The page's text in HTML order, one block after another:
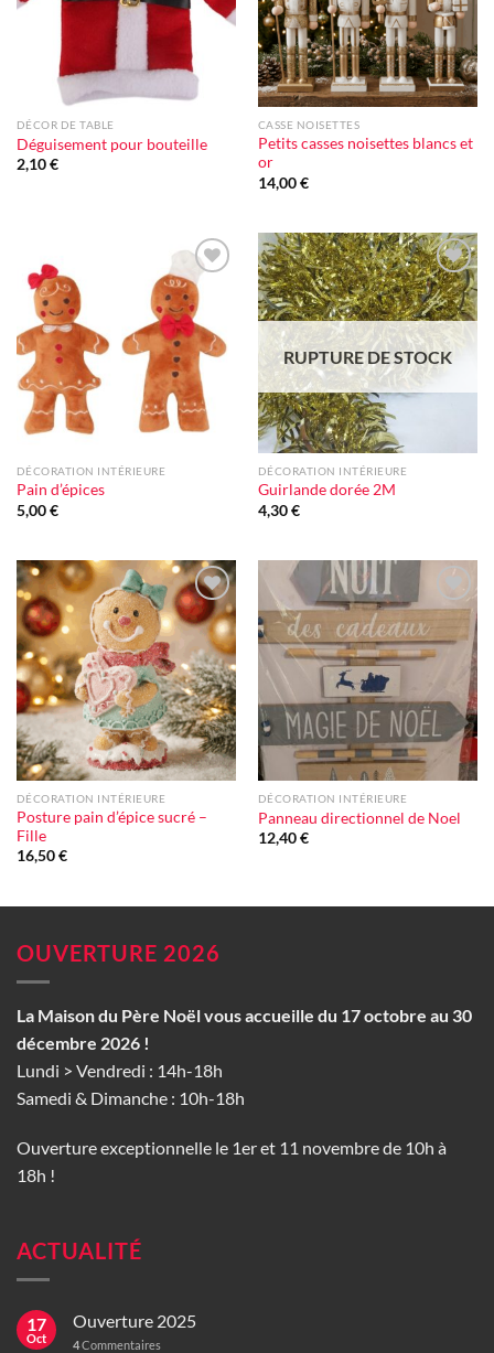
DÉCOR DE TABLE
Déguisement pour bouteille
2,10€
CASSE NOISETTES
Petits casses noisettes blancs et
or
14,00€
Ajouter
à la liste
d'envie
DÉCORATION INTÉRIEURE
Pain d’épices
5,00€
Ajouter
à la liste
d'envie
RUPTURE DE STOCK
DÉCORATION INTÉRIEURE
Guirlande dorée 2M
4,30€
Ajouter
à la liste
d'envie
DÉCORATION INTÉRIEURE
Posture pain d’épice sucré –
Fille
16,50€
à la liste
d'envie
DÉCORATION INTÉRIEURE
Panneau directionnel de Noel
12,40€
OUVERTURE 2026
La Maison du Père Noël vous accueille du 17 octobre au 30
décembre 2026 !
Lundi > Vendredi : 14h-18h
Samedi & Dimanche : 10h-18h
Ouverture exceptionnelle le 1er et 11 novembre de 10h à
18h !
ACTUALITÉ
17
Oct
Ouverture 2025
4Commentaires